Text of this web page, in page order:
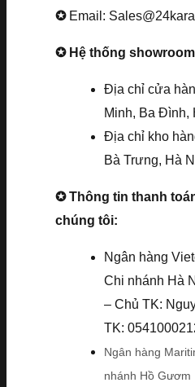
✪ Email:
✪ Hệ thống
Địa chỉ cửa
Minh, Ba Đình,
Địa chỉ kho
Bà Trưng, Hà
✪ Thông tin thanh
chúng tôi:
Ngân hàng
Chi nhánh Hà
– Chủ TK:
TK:
Ngân hàng
nhánh Hồ Gươm